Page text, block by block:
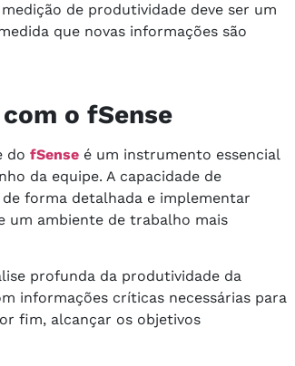
medição de produtividade deve ser um
que novas informações são
o fSense
do fSense é um instrumento essencial
da equipe. A capacidade de
forma detalhada e implementar
um ambiente de trabalho mais
profunda da produtividade da
informações críticas necessárias para
fim, alcançar os objetivos